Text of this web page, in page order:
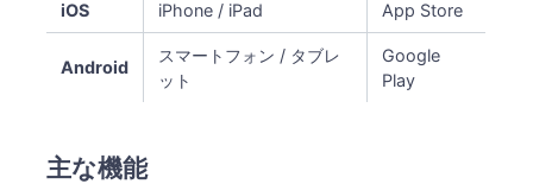
iOS iPhone / iPad App Store
Android
スマートフォン / タブレ
ット
Google
Play
主な機能